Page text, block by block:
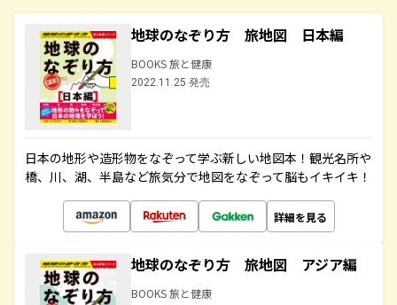
地球のなぞり方 旅地図 日本編
BOOKS 旅と健康
2022.11.25 発売
日本の地形や造形物をなぞって学ぶ新しい地図本！観光名所や
橋、川、湖、半島など旅気分で地図をなぞって脳もイキイキ！
詳細を見る
地球のなぞり方 旅地図 アジア編
BOOKS 旅と健康